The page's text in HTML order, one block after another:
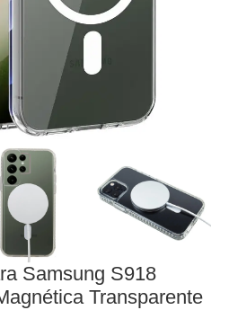
Samsung S918
Transparente